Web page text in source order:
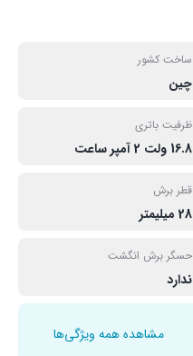
ساخت کشور
چین
ظرفیت باتری
16.8 ولت 2 آمپر ساعت
قطر برش
28 میلیمتر
حسگر برش انگشت
ندارد
مشاهده همه ویژگی‌ها